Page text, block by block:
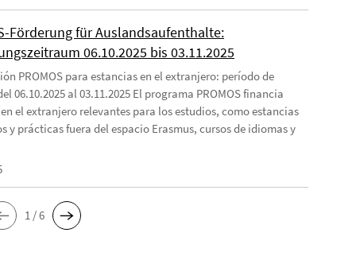
Förderung für Auslandsaufenthalte:
06.10.2025 bis 03.11.2025
PROMOS para estancias en el extranjero: período de
06.10.2025 al 03.11.2025 El programa PROMOS financia
el extranjero relevantes para los estudios, como estancias
y prácticas fuera del espacio Erasmus, cursos de idiomas y
1 / 6